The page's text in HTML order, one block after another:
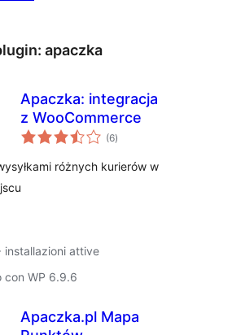
apaczka
Apaczka: integracja
z WooCommerce
(6valutazioni
totali
)
różnych kurierów w
installazioni attive
con WP 6.9.6
Apaczka.pl Mapa